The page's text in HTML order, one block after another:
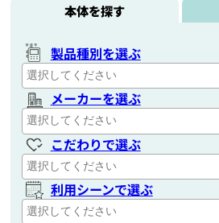
本体を探す
製品種別を選ぶ
メーカーを選ぶ
こだわりで選ぶ
利用シーンで選ぶ